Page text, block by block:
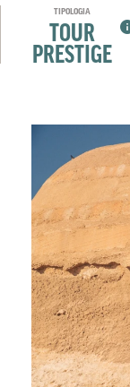
TIPOLOGIA
TOUR
PRESTIGE